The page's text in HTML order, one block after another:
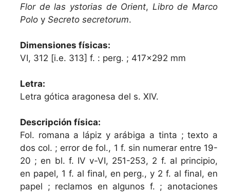
Flor de las ystorias de Orient, Libro de Marco
Polo y Secreto secretorum.
Dimensiones físicas:
VI, 312 [i.e. 313] f. : perg. ; 417x292 mm
Letra:
Letra gótica aragonesa del s. XIV.
Descripción física:
Fol. romana a lápiz y arábiga a tinta ; texto a
dos col. ; error de fol., 1 f. sin numerar entre 19-
20 ; en bl. f. IV v-VI, 251-253, 2 f. al principio,
en papel, 1 f. al final, en perg., y 2 f. al final, en
papel ; reclamos en algunos f. ; anotaciones